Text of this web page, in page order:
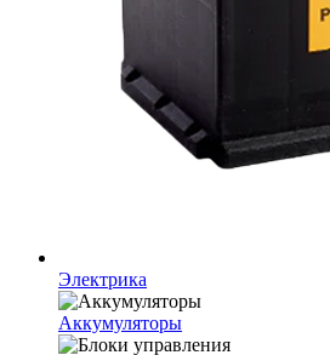
Электрика
Аккумуляторы